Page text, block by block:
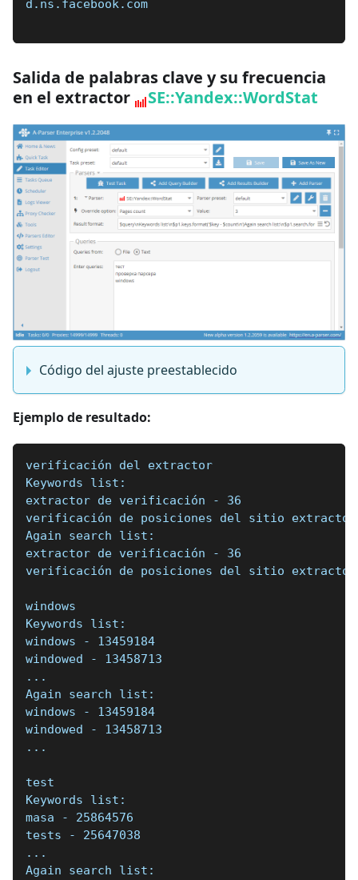
d.ns.facebook.com
Salida de palabras clave y su frecuencia
en el extractor
SE::Yandex::WordStat
Código del ajuste preestablecido
Ejemplo de resultado:
verificación del extractor
Keywords list:
extractor de verificación - 36
verificación de posiciones del sitio
Again search list:
extractor de verificación - 36
verificación de posiciones del sitio
windows
Keywords list:
windows - 13459184
windowed - 13458713
...
Again search list:
windows - 13459184
windowed - 13458713
...
test
Keywords list:
masa - 25864576
tests - 25647038
...
Again search list: